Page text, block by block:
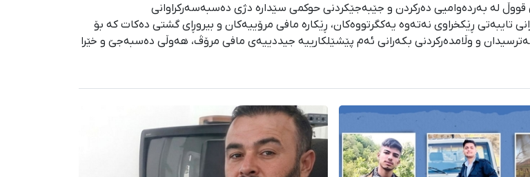
لە بەردەوامیی دەرکردن و جێبەجێکردنی حوکمی سێدارە دژی دەسبەسەرکراوانی
تایبەتی ڕێکخراوی نەتەوە یەکگرتووەکان، ڕێکارە مافی مرۆییەکان و بیروڕای گشتی دەکات کە بۆ
و وڵامدەرکردنی بکەرانی ئەم پێشێلکارییە جیددییەی مافی مرۆڤ، هەوڵی دەسبەجێ و خێرا